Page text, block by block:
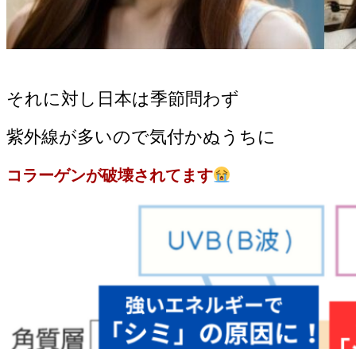
それに対し日本は季節問わず
紫外線が多いので気付かぬうちに
コラーゲンが破壊されてます